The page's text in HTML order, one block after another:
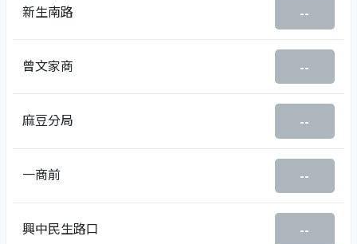
新生南路 --
曾文家商 --
麻豆分局 --
一商前 --
興中民生路口 --